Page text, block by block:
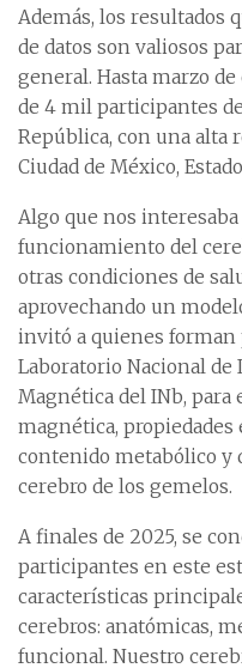
Además, los resultados
de datos son valiosos
general. Hasta marzo
de 4 mil participantes
República, con una alta
Ciudad de México,
Algo que nos
funcionamiento del
otras condiciones de
aprovechando un
invitó a quienes forman
Laboratorio Nacional
Magnética del INb, para
magnética,
contenido metabólico y
cerebro de los gemelos.
A finales de 2025, se
participantes en este
características
cerebros: anatómicas,
funcional. Nuestro